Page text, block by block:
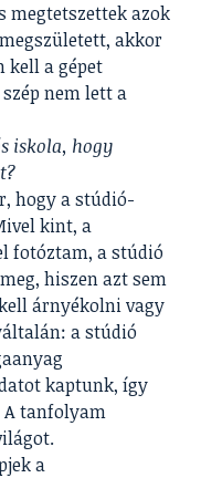
megtetszettek azok
akkor
kell a gépet
nem lett a
iskola, hogy
hogy a stúdió-
kint, a
fotóztam, a stúdió
hiszen azt sem
árnyékolni vagy
a stúdió
kaptunk, így
tanfolyam
a